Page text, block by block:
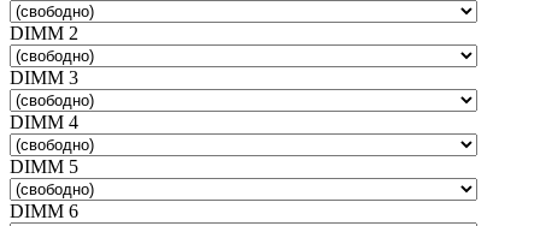
DIMM 2
DIMM 3
DIMM 4
DIMM 5
DIMM 6